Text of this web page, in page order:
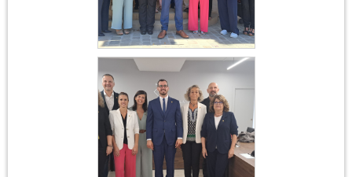
Constitució
Ajuntament 17 de juny
2023